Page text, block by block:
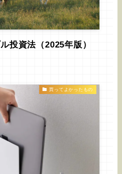
投資法（2025年版）
買ってよかったもの